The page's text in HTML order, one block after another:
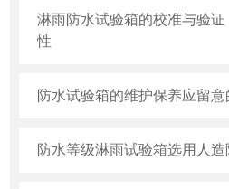
淋雨防水试验箱的校准与验
性
防水试验箱的维护保养应留意
防水等级淋雨试验箱选用人